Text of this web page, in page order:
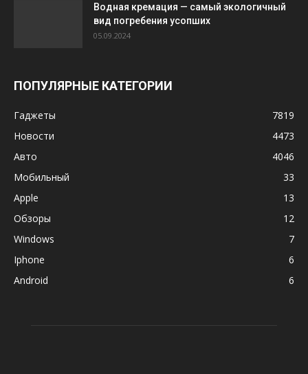
Водная кремация — самый экологичный
вид погребения усопших
05.09.2024
ПОПУЛЯРНЫЕ КАТЕГОРИИ
Гаджеты
7819
Новости
4473
Авто
4046
Мобильный
33
Apple
13
Обзоры
12
Windows
7
Iphone
6
Android
6